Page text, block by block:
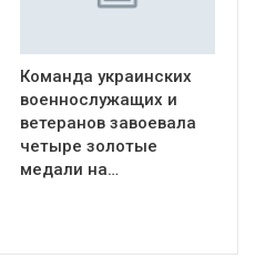
Команда украинских
военнослужащих и
ветеранов завоевала
четыре золотые
медали на…